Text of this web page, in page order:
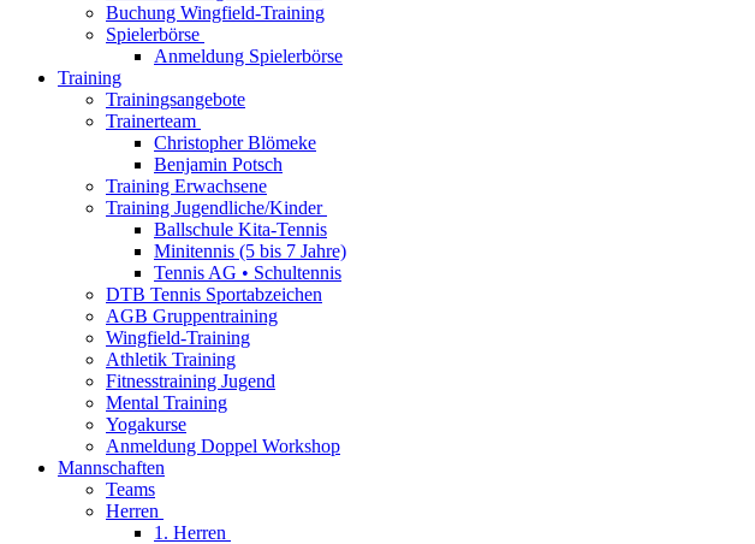
Buchung Wingfield-Training
Spielerbörse
Anmeldung Spielerbörse
Training
Trainingsangebote
Trainerteam
Christopher Blömeke
Benjamin Potsch
Training Erwachsene
Training Jugendliche/Kinder
Ballschule Kita-Tennis
Minitennis (5 bis 7 Jahre)
Tennis AG • Schultennis
DTB Tennis Sportabzeichen
AGB Gruppentraining
Wingfield-Training
Athletik Training
Fitnesstraining Jugend
Mental Training
Yogakurse
Anmeldung Doppel Workshop
Mannschaften
Teams
Herren
1. Herren